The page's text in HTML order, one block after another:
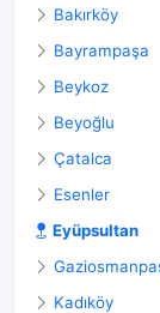
Bakırköy
Bayrampaşa
Beykoz
Beyoğlu
Çatalca
Esenler
Eyüpsultan
Kadıköy